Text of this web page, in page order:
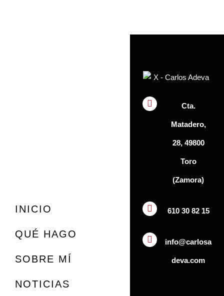
INICIO
QUÉ HAGO
SOBRE MÍ
NOTICIAS
Cta.
Matadero,
28, 49800
Toro
(Zamora)
610 30 82 15
info@carlosa
deva.com